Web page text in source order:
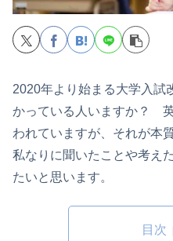
2020年より始まる大学入試
かっている人いますか？
われていますが、それが本
私なりに聞いたことや考え
たいと思います。
目次